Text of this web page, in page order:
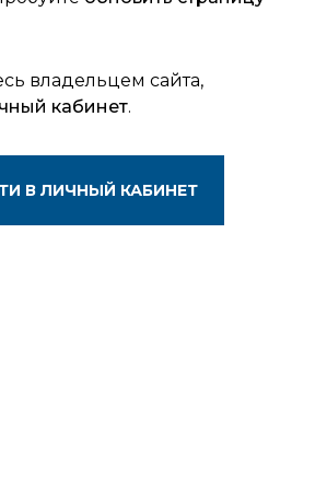
владельцем сайта,
кабинет.
В ЛИЧНЫЙ КАБИНЕТ